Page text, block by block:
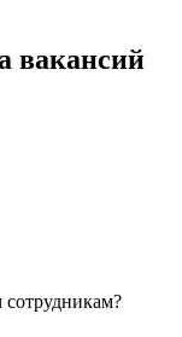
вакансий